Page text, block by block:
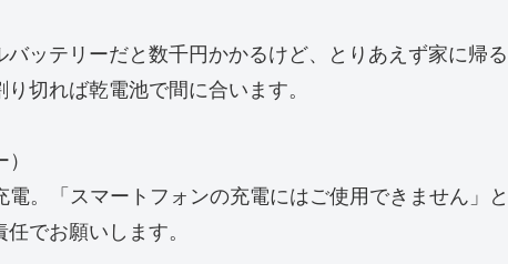
ッテリーだと数千円かかるけど、とりあえず家に帰る
切れば乾電池で間に合います。
。「スマートフォンの充電にはご使用できません」と
でお願いします。